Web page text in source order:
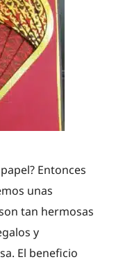
Entonces
unas
tan hermosas
y
El beneficio